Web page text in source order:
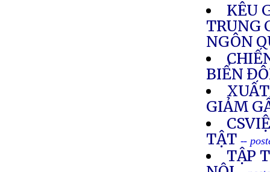
KÊU
TRUNG
NGÔN
BIỂN
GIẢM
TẬT --
TẬP